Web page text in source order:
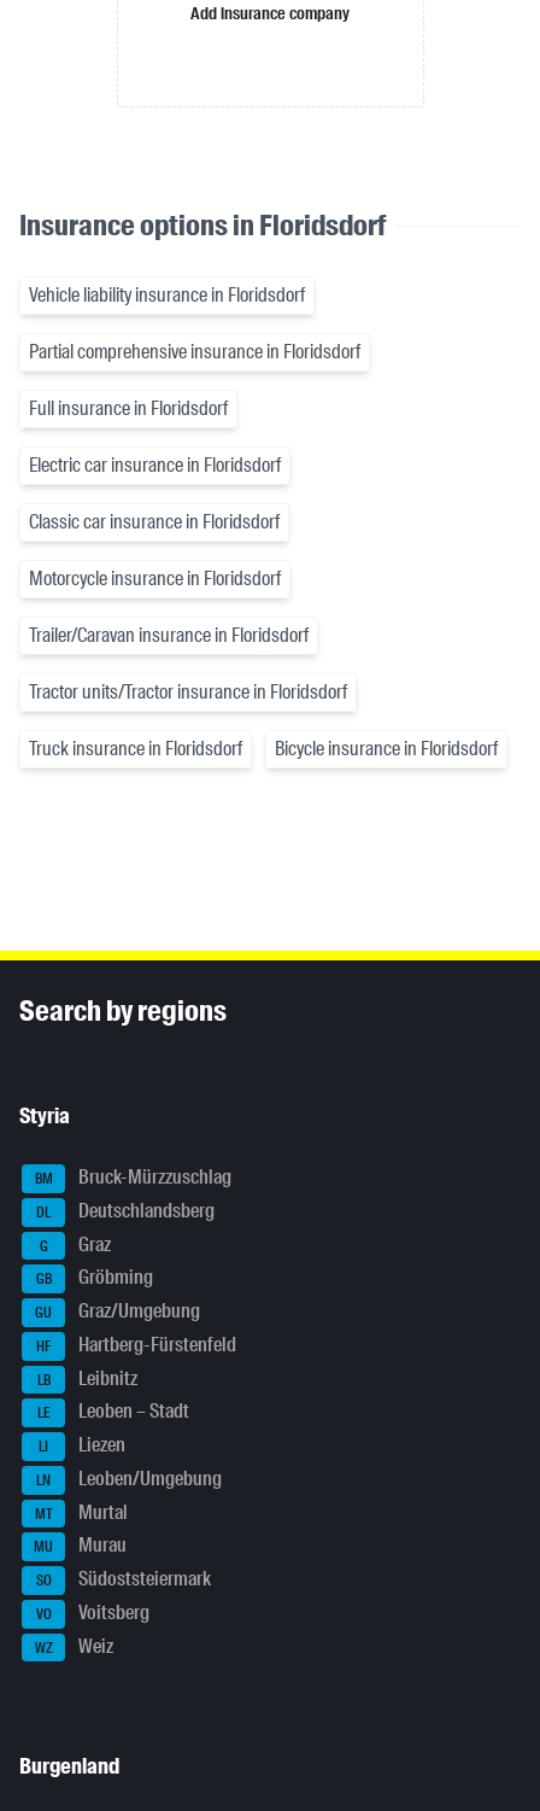
Add insurance company
Insurance options in Floridsdorf
Vehicle liability insurance in Floridsdorf
Partial comprehensive insurance in Floridsdorf
Full insurance in Floridsdorf
Electric car insurance in Floridsdorf
Classic car insurance in Floridsdorf
Motorcycle insurance in Floridsdorf
Trailer/Caravan insurance in Floridsdorf
Tractor units/Tractor insurance in Floridsdorf
Truck insurance in Floridsdorf Bicycle insurance in Floridsdorf
Search by regions
Styria
BM Bruck-Mürzzuschlag
DL Deutschlandsberg
G Graz
GB Gröbming
GU Graz/Umgebung
HF Hartberg-Fürstenfeld
LB Leibnitz
LE Leoben – Stadt
LI Liezen
LN Leoben/Umgebung
MT Murtal
MU Murau
SO Südoststeiermark
VO Voitsberg
WZ Weiz
Burgenland